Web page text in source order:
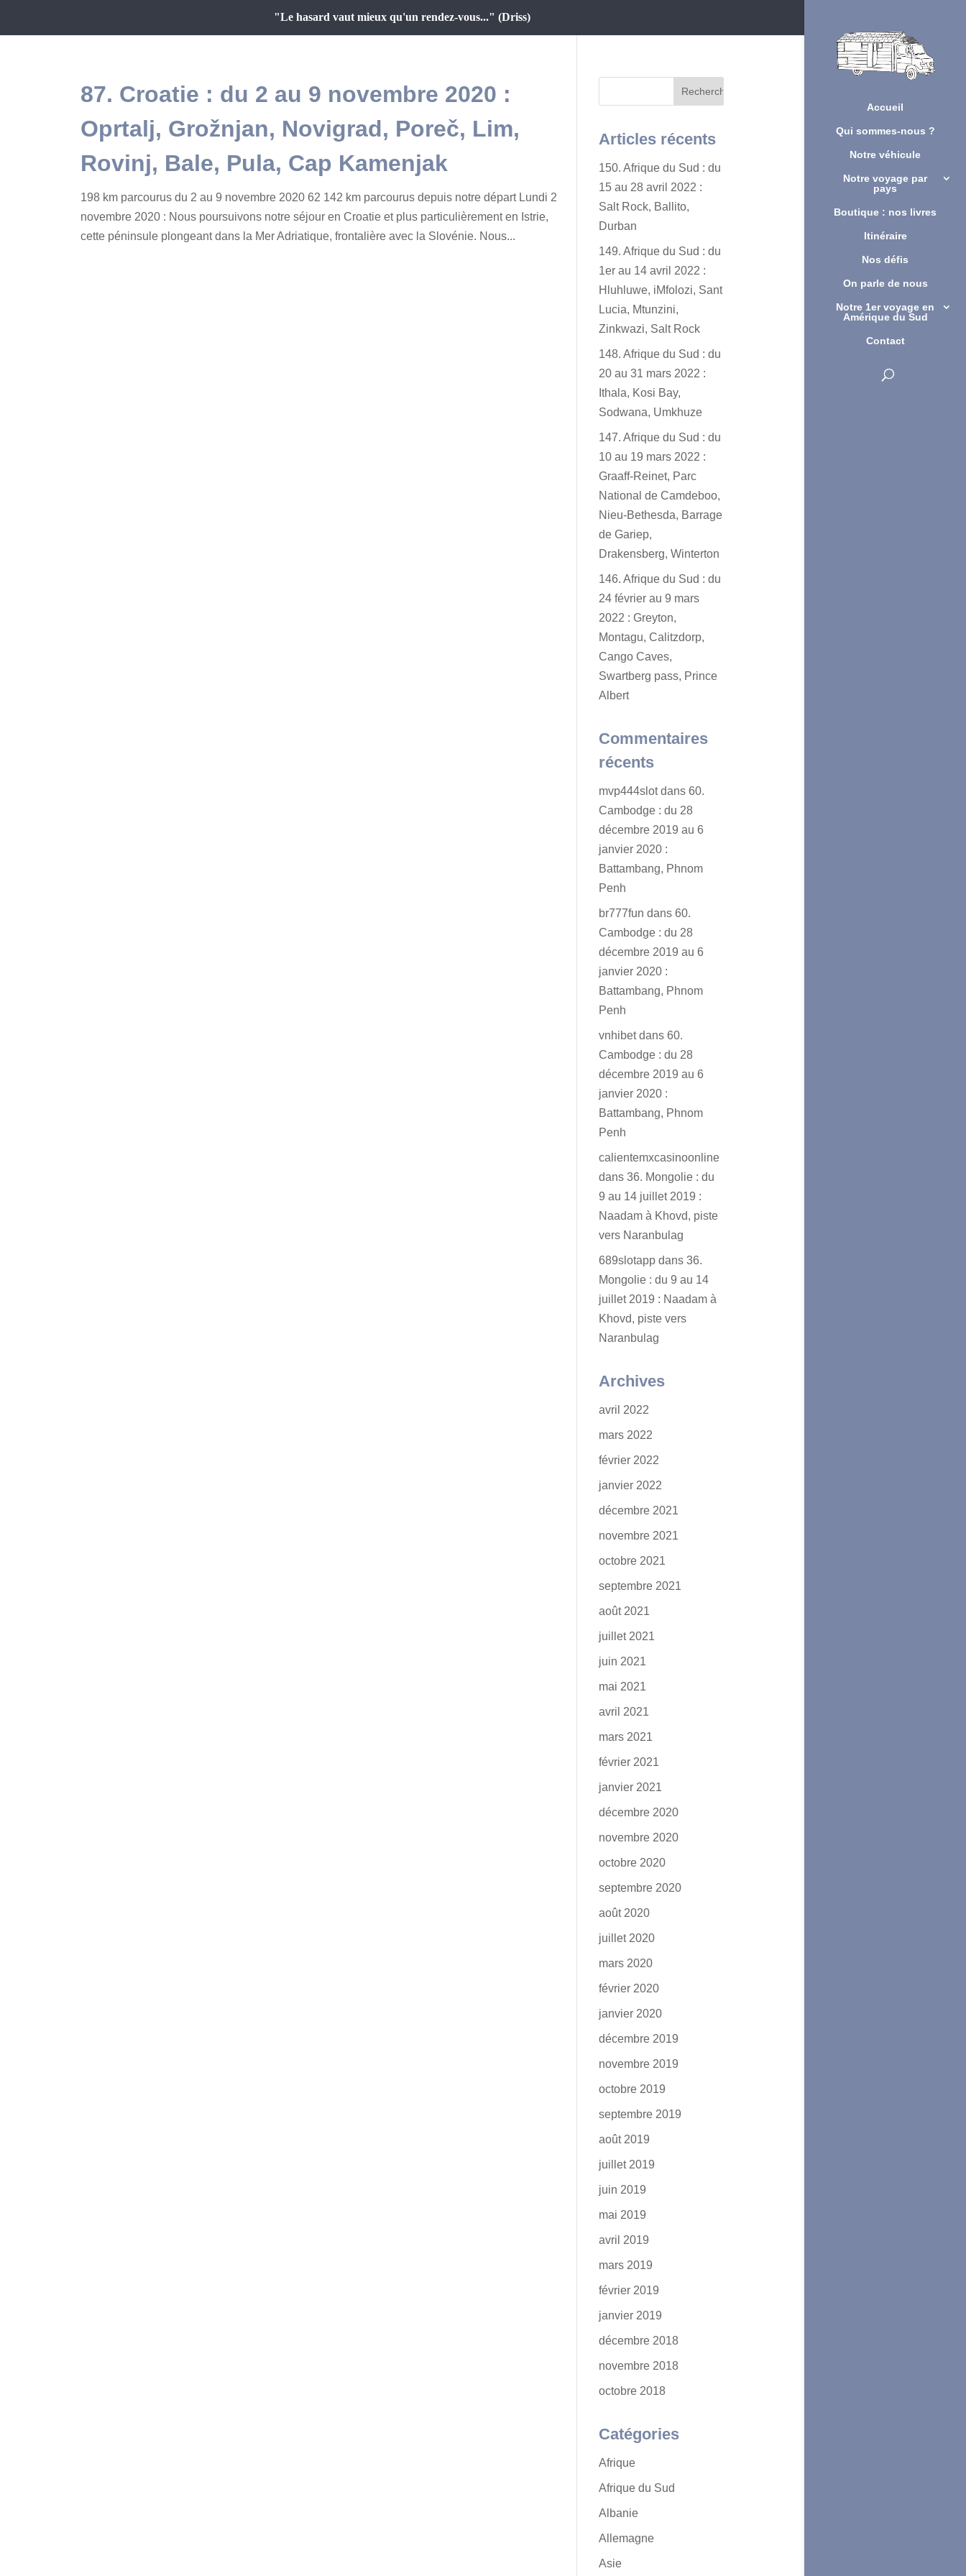
"Le hasard vaut mieux qu'un rendez-vous..." (Driss)
Accueil
Qui sommes-nous ?
Notre véhicule
Notre voyage par
pays
Boutique : nos livres
Itinéraire
Nos défis
On parle de nous
Notre 1er voyage en
Amérique du Sud
Contact
87. Croatie : du 2 au 9 novembre 2020 :
Oprtalj, Grožnjan, Novigrad, Poreč, Lim,
Rovinj, Bale, Pula, Cap Kamenjak
198 km parcourus du 2 au 9 novembre 2020 62 142 km parcourus depuis notre départ Lundi 2
novembre 2020 : Nous poursuivons notre séjour en Croatie et plus particulièrement en Istrie,
cette péninsule plongeant dans la Mer Adriatique, frontalière avec la Slovénie. Nous...
Articles récents
150. Afrique du Sud : du
15 au 28 avril 2022 :
Salt Rock, Ballito,
Durban
149. Afrique du Sud : du
1er au 14 avril 2022 :
Hluhluwe, iMfolozi, Sant
Lucia, Mtunzini,
Zinkwazi, Salt Rock
148. Afrique du Sud : du
20 au 31 mars 2022 :
Ithala, Kosi Bay,
Sodwana, Umkhuze
147. Afrique du Sud : du
10 au 19 mars 2022 :
Graaff-Reinet, Parc
National de Camdeboo,
Nieu-Bethesda, Barrage
de Gariep,
Drakensberg, Winterton
146. Afrique du Sud : du
24 février au 9 mars
2022 : Greyton,
Montagu, Calitzdorp,
Cango Caves,
Swartberg pass, Prince
Albert
Commentaires
récents
mvp444slotdans60.
Cambodge : du 28
décembre 2019 au 6
janvier 2020 :
Battambang, Phnom
Penh
br777fun dans60.
Cambodge : du 28
décembre 2019 au 6
janvier 2020 :
Battambang, Phnom
Penh
vnhibetdans60.
Cambodge : du 28
décembre 2019 au 6
janvier 2020 :
Battambang, Phnom
Penh
calientemxcasinoonline
dans36. Mongolie : du
9 au 14 juillet 2019 :
Naadam à Khovd, piste
vers Naranbulag
689slotapp dans36.
Mongolie : du 9 au 14
juillet 2019 : Naadam à
Khovd, piste vers
Naranbulag
Archives
avril 2022
mars 2022
février 2022
janvier 2022
décembre 2021
novembre 2021
octobre 2021
septembre 2021
août 2021
juillet 2021
juin 2021
mai 2021
avril 2021
mars 2021
février 2021
janvier 2021
décembre 2020
novembre 2020
octobre 2020
septembre 2020
août 2020
juillet 2020
mars 2020
février 2020
janvier 2020
décembre 2019
novembre 2019
octobre 2019
septembre 2019
août 2019
juillet 2019
juin 2019
mai 2019
avril 2019
mars 2019
février 2019
janvier 2019
décembre 2018
novembre 2018
octobre 2018
Catégories
Afrique
Afrique du Sud
Albanie
Allemagne
Asie